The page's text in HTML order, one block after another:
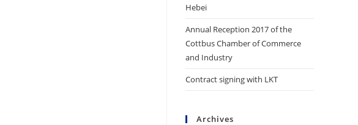
Hebei
Annual Reception 2017 of the
Cottbus Chamber of Commerce
and Industry
Contract signing with LKT
Archives